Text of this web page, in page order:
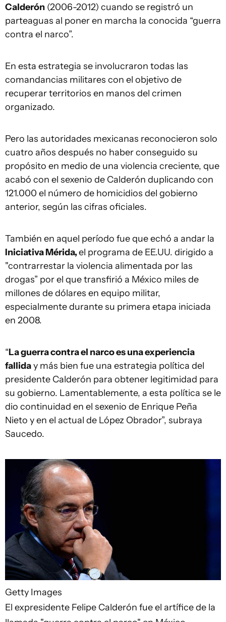
Calderón (2006-2012) cuando se registró un
parteaguas al poner en marcha la conocida “guerra
contra el narco”.
En esta estrategia se involucraron todas las
comandancias militares con el objetivo de
recuperar territorios en manos del crimen
organizado.
Pero las autoridades mexicanas reconocieron solo
cuatro años después no haber conseguido su
propósito en medio de una violencia creciente, que
acabó con el sexenio de Calderón duplicando con
121.000 el número de homicidios del gobierno
anterior, según las cifras oficiales.
También en aquel período fue que echó a andar la
Iniciativa Mérida,el programa de EE.UU. dirigido a
"contrarrestar la violencia alimentada por las
drogas” por el que transfirió a México miles de
millones de dólares en equipo militar,
especialmente durante su primera etapa iniciada
en 2008.
“La guerra contra el narco es una experiencia
falliday más bien fue una estrategia política del
presidente Calderón para obtener legitimidad para
su gobierno. Lamentablemente, a esta política se le
dio continuidad en el sexenio de Enrique Peña
Nieto y en el actual de López Obrador”, subraya
Saucedo.
Getty Images
El expresidente Felipe Calderón fue el artífice de la